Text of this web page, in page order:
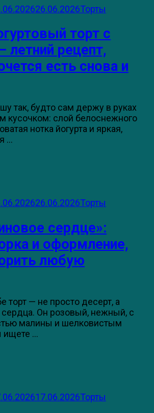
26.06.2026Торты
торт с
летний рецепт,
есть снова и
так, будто сам держу в руках
кусочком: слой белоснежного
нотка йогурта и яркая,
…
26.06.2026Торты
сердце»:
и оформление,
любую
торт — не просто десерт, а
Он розовый, нежный, с
малины и шелковистым
ищете …
17.06.2026Торты